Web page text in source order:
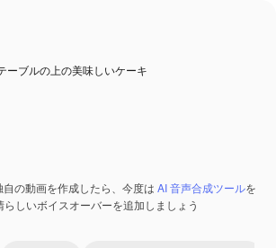
ーブルの上の美味しいケーキ
自の動画を作成したら、今度は AI 音声合成ツールを
らしいボイスオーバーを追加しましょう